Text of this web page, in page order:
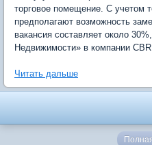
торговое помещение. С учетом
предполагают возможность
вакансия составляет около
Недвижимости» в компании
Читать дальше